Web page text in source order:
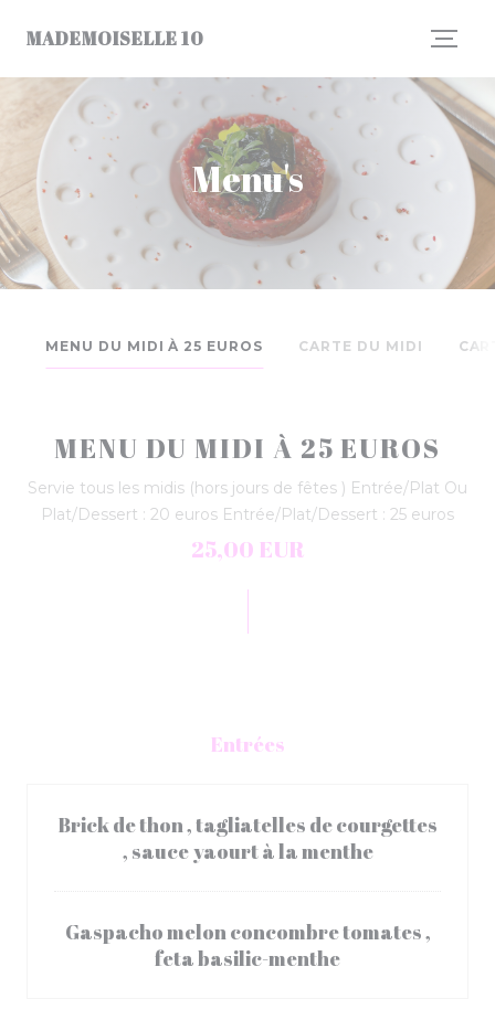
MADEMOISELLE 10
Menu's
MENU DU MIDI À 25 EUROS CARTE DU MIDI
MENU DU MIDI À 25 EUROS
Servie tous les midis (hors jours de fêtes ) Entrée/Plat Ou
Plat/Dessert : 20 euros Entrée/Plat/Dessert : 25 euros
25,00 EUR
Entrées
Brick de thon , tagliatelles de courgettes
, sauce yaourt à la menthe
Gaspacho melon concombre tomates ,
feta basilic-menthe